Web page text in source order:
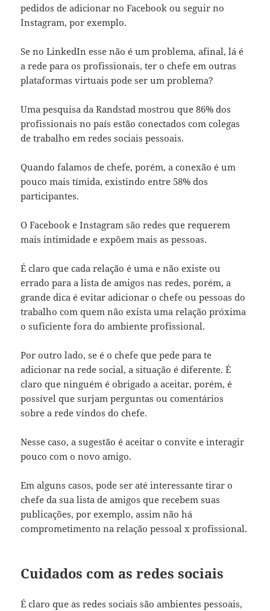
pedidos de adicionar no Facebook ou seguir no
Instagram, por exemplo.
Se no LinkedIn esse não é um problema, afinal, lá é
a rede para os profissionais, ter o chefe em outras
plataformas virtuais pode ser um problema?
Uma pesquisa da Randstad mostrou que 86% dos
profissionais no país estão conectados com colegas
de trabalho em redes sociais pessoais.
Quando falamos de chefe, porém, a conexão é um
pouco mais tímida, existindo entre 58% dos
participantes.
O Facebook e Instagram são redes que requerem
mais intimidade e expõem mais as pessoas.
É claro que cada relação é uma e não existe ou
errado para a lista de amigos nas redes, porém, a
grande dica é evitar adicionar o chefe ou pessoas do
trabalho com quem não exista uma relação próxima
o suficiente fora do ambiente profissional.
Por outro lado, se é o chefe que pede para te
adicionar na rede social, a situação é diferente. É
claro que ninguém é obrigado a aceitar, porém, é
possível que surjam perguntas ou comentários
sobre a rede vindos do chefe.
Nesse caso, a sugestão é aceitar o convite e interagir
pouco com o novo amigo.
Em alguns casos, pode ser até interessante tirar o
chefe da sua lista de amigos que recebem suas
publicações, por exemplo, assim não há
comprometimento na relação pessoal x profissional.
Cuidados com as redes sociais
É claro que as redes sociais são ambientes pessoais,